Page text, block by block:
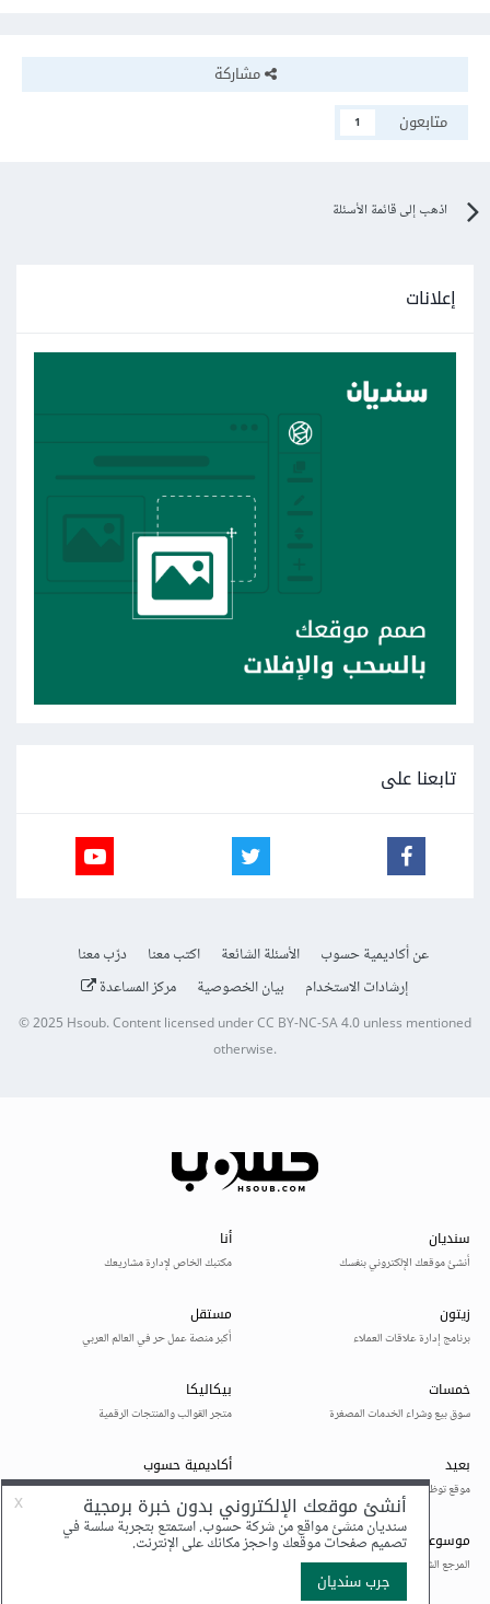
مشاركة
متابعون
1
اذهب إلى قائمة الأسئلة
إعلانات
تابعنا على
عن أكاديمية حسوب الأسئلة الشائعة اكتب معنا
درّب معنا
إرشادات الاستخدام
بيان الخصوصية مركز المساعدة
© 2025Hsoub.Content licensed underCC BY-NC-SA 4.0unless mentioned
otherwise.